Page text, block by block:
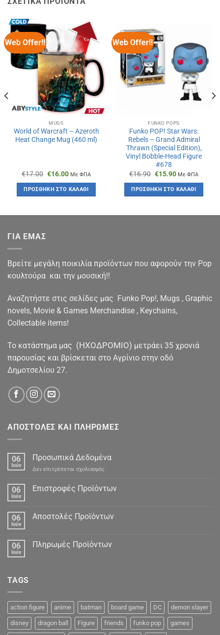
Web Offer!!
MUGS
World of Warcraft – Azeroth
Heat Change Mug (460 ml)
€17.00 Original
was:
€17.00.
€16.00Η
τιμή
είναι:
€16.00.
Με ΦΠΑ
ΠΡΟΣΘΉΚΗ ΣΤΟ ΚΑΛΆΘΙ
Web Offer!!
FUNKO POPS
Funko POP! Star Wars:
Rebels – Grand Admiral
Thrawn (Special Edition),
Vinyl Bobble-Head Figure
#678
€16.90 Original
was:
€16.90.
€15.90Η
τιμή
είναι:
€15.90.
Με ΦΠΑ
ΠΡΟΣΘΉΚΗ ΣΤΟ ΚΑΛΆΘΙ
ΓΙΑ ΕΜΑΣ
Βρείτε μεγάλη ποικιλία προϊόντων που αφορούν την Pop
κουλτούρα και την μουσική!!
Αναζητήστε στις σελίδες μας Funko Pop!, Mugs , Graphic
novels, Movie & Games Merchandise , Keychains,
Collectable items!
To κατάστημα μας (ΗΧΟΔΡΟΜΙΟ) μετράει 35 χρονιά
παρουσίας και βρίσκεται στο Αγρίνιο στην οδό
Δημοτσελίου 27.
ΑΠΟΣΤΟΛΕΣ ΚΑΙ ΠΛΗΡΩΜΕΣ
06
Ιούν
Προσωπικά Δεδομένα
Δεν επιτρέπεται σχολιασμός
Δεδομένα
06
Ιούν
Επιστροφές Προϊόντων
06
Ιούν
Αποστολές Προϊόντων
06
Ιούν
Πληρωμές Προϊόντων
TAGS
action figure anime batman board game DC demon slayer
disney dragon ball Figure friends funko pop games